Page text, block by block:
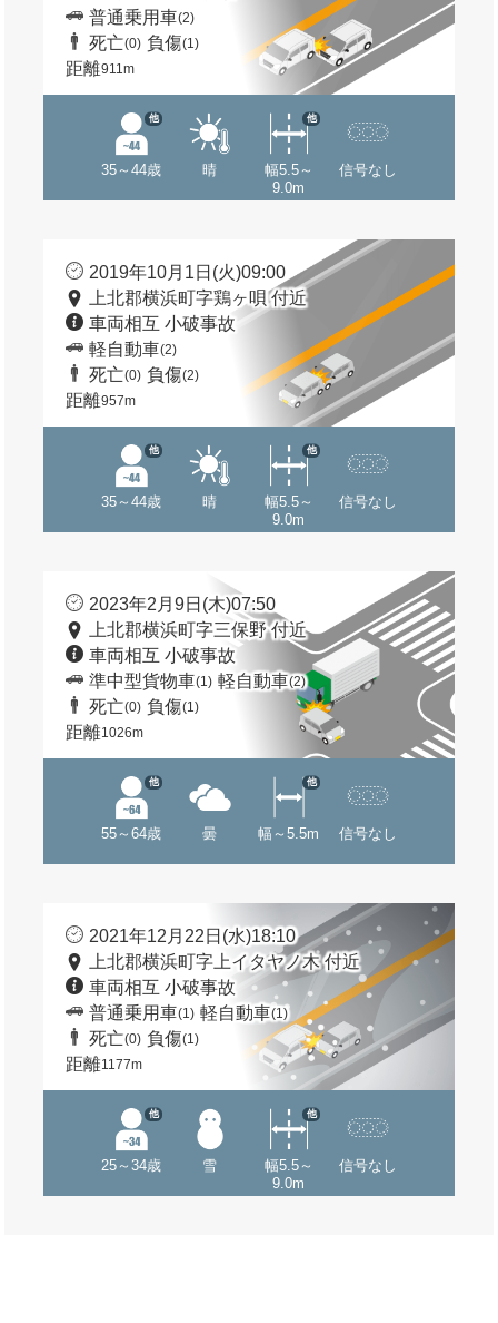
普通乗用車(2)
死亡(0) 負傷(1)
距離911m
35～44歳
他
晴
幅5.5～
9.0m
他
信号なし
2019年10月1日(火)09:00
上北郡横浜町字鶏ヶ唄 付近
車両相互 小破事故
軽自動車(2)
死亡(0) 負傷(2)
距離957m
35～44歳
他
晴
幅5.5～
9.0m
他
信号なし
2023年2月9日(木)07:50
上北郡横浜町字三保野 付近
車両相互 小破事故
準中型貨物車(1) 軽自動車(2)
死亡(0) 負傷(1)
距離1026m
55～64歳
他
曇 幅～5.5m
他
信号なし
2021年12月22日(水)18:10
上北郡横浜町字上イタヤノ木 付近
車両相互 小破事故
普通乗用車(1) 軽自動車(1)
死亡(0) 負傷(1)
距離1177m
25～34歳
他
雪
幅5.5～
9.0m
他
信号なし